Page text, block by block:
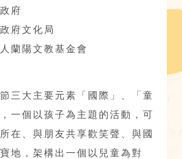
府
府文化局
蘭陽文教基金會
三大主要元素「國際」、「童
一個以孩子為主題的活動，可
在、與朋友共享歡笑聲、與國
地，架構出一個以兒童為對